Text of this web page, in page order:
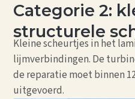
Categorie 2:
structurele
Kleine scheurtjes in het
lijmverbindingen. De
de reparatie moet binnen
uitgevoerd.